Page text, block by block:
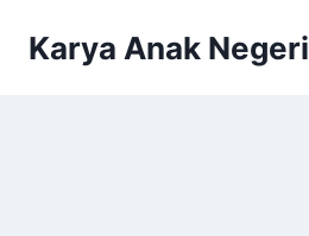
Karya Anak Negeri